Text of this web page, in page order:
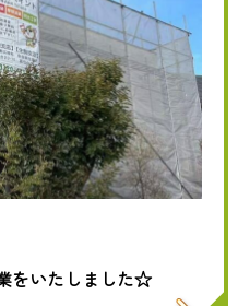
をいたしました☆